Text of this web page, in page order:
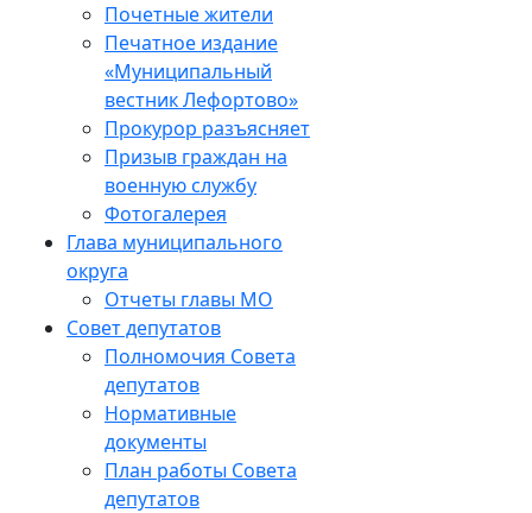
Почетные жители
Печатное издание
«Муниципальный
вестник Лефортово»
Прокурор разъясняет
Призыв граждан на
военную службу
Фотогалерея
Глава муниципального
округа
Отчеты главы МО
Совет депутатов
Полномочия Совета
депутатов
Нормативные
документы
План работы Совета
депутатов